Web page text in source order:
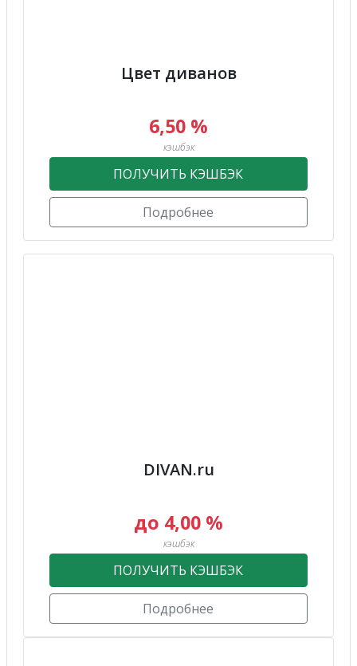
Цвет диванов
6,50 %
кэшбэк
ПОЛУЧИТЬ КЭШБЭК
Подробнее
DIVAN.ru
до 4,00 %
кэшбэк
ПОЛУЧИТЬ КЭШБЭК
Подробнее